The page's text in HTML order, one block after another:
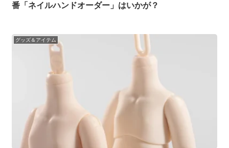
番「ネイルハンドオーダー」はいかが？
グッズ＆アイテム